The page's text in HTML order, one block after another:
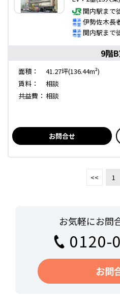
関内駅まで
伊勢佐木長
関内駅まで
9階
面積：
41.27坪(136.44m²)
賃料：
相談
共益費： 相談
お問合せ
<< 1
お気軽にお問
0120-
お問